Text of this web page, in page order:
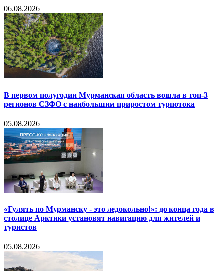
06.08.2026
В первом полугодии Мурманская область вошла в топ-3
регионов СЗФО с наибольшим приростом турпотока
05.08.2026
«Гулять по Мурманску - это ледокольно!»: до конца года в
столице Арктики установят навигацию для жителей и
туристов
05.08.2026